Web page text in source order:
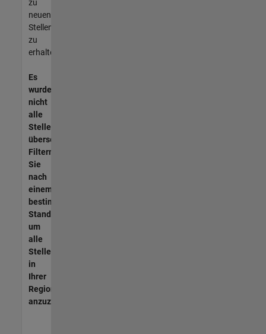
zu
neuen
Stellenangeboten
zu
erhalten.
Es
wurden
nicht
alle
Stellen
übersetzt.
Filtern
Sie
nach
einem
bestimmten
Standort,
um
alle
Stellenangebote
in
Ihrer
Region
anzuzeigen.